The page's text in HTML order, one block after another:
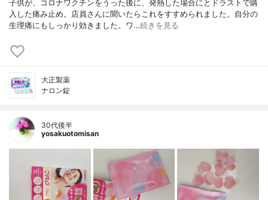
子供が、コロナワクチンをうった後に、発熱した場合にとドラストで購
入した痛み止め。店員さんに聞いたらこれをすすめられました。自分の
生理痛にもしっかり効きました。ワ…続きを見る
大正製薬
ナロン錠
30代後半
yosakuotomisan